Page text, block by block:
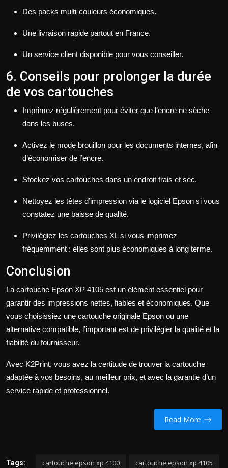
Des packs multi-couleurs économiques.
Une livraison rapide partout en France.
Un service client disponible pour vous conseiller.
6. Conseils pour prolonger la durée
de vos cartouches
Imprimez régulièrement pour éviter que l’encre ne sèche
dans les buses.
Activez le mode brouillon pour les documents internes, afin
d’économiser de l’encre.
Stockez vos cartouches dans un endroit frais et sec.
Nettoyez les têtes d’impression via le logiciel Epson si vous
constatez une baisse de qualité.
Privilégiez les cartouches XL si vous imprimez
fréquemment : elles sont plus économiques à long terme.
Conclusion
La cartouche Epson XP 4105 est un élément essentiel pour
garantir des impressions nettes, fiables et économiques. Que
vous choisissiez une cartouche originale Epson ou une
alternative compatible, l’important est de privilégier la qualité et la
fiabilité du fournisseur.
Avec K2Print, vous avez la certitude de trouver la cartouche
adaptée à vos besoins, au meilleur prix, et avec la garantie d’un
service rapide et professionnel.
Read More
Tags: cartouche epson xp 4100 cartouche epson xp 4105